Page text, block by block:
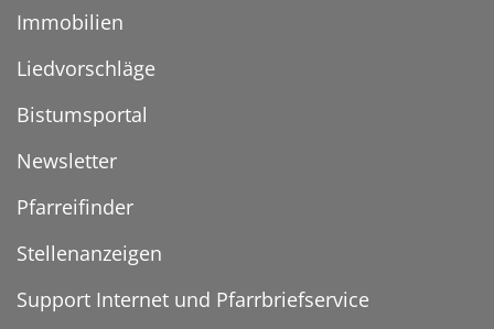
Immobilien
Liedvorschläge
Bistumsportal
Newsletter
Pfarreifinder
Stellenanzeigen
Support Internet und Pfarrbriefservice